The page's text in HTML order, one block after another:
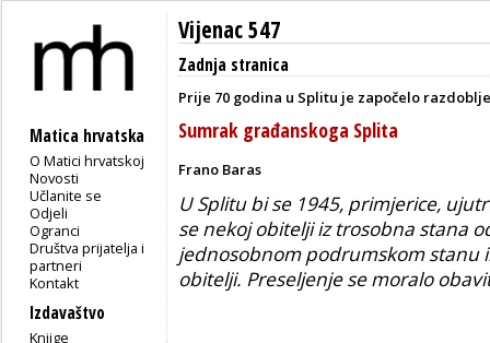
Matica hrvatska
O Matici hrvatskoj
Novosti
Učlanite se
Odjeli
Ogranci
Društva prijatelja i
partneri
Kontakt
Izdavaštvo
Knjige
Vijenac 547
Zadnja stranica
Prije 70 godina u Splitu je započelo
Sumrak građanskoga Splita
Frano Baras
U Splitu bi se 1945, primjerice,
se nekoj obitelji iz trosobna stana
jednosobnom podrumskom stanu
obitelji. Preseljenje se moralo